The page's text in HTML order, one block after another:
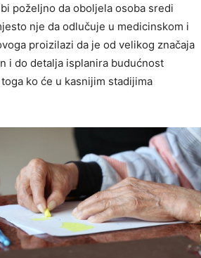
poželjno da oboljela osoba sredi
nje da odlučuje u medicinskom i
proizilazi da je od velikog značaja
i do detalja isplanira budućnost
ko će u kasnijim stadijima